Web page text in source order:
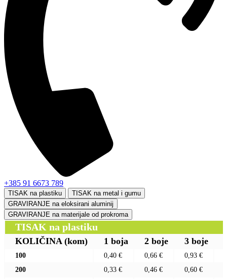
+385 91 6673 789
TISAK na plastiku
TISAK na metal i gumu
GRAVIRANJE na eloksirani aluminij
GRAVIRANJE na materijale od prokroma
TISAK na plastiku
KOLIČINA (kom) 1 boja 2 boje 3 boje
100 0,40 € 0,66 € 0,93 €
200
0,33 € 0,46 € 0,60 €